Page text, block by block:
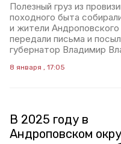
Полезный груз из
походного быта
и жители
передали письма и
губернатор Владимир
8 января , 17:05
В 2025 году в
Андроповском